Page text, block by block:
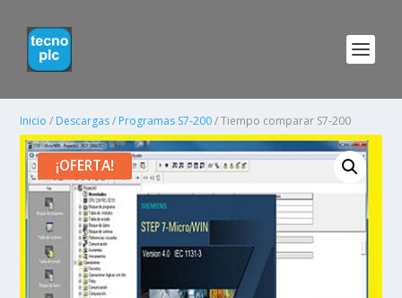
Inicio / Descargas/ Programas S7-200/ Tiempo comparar S7-200
¡OFERTA!